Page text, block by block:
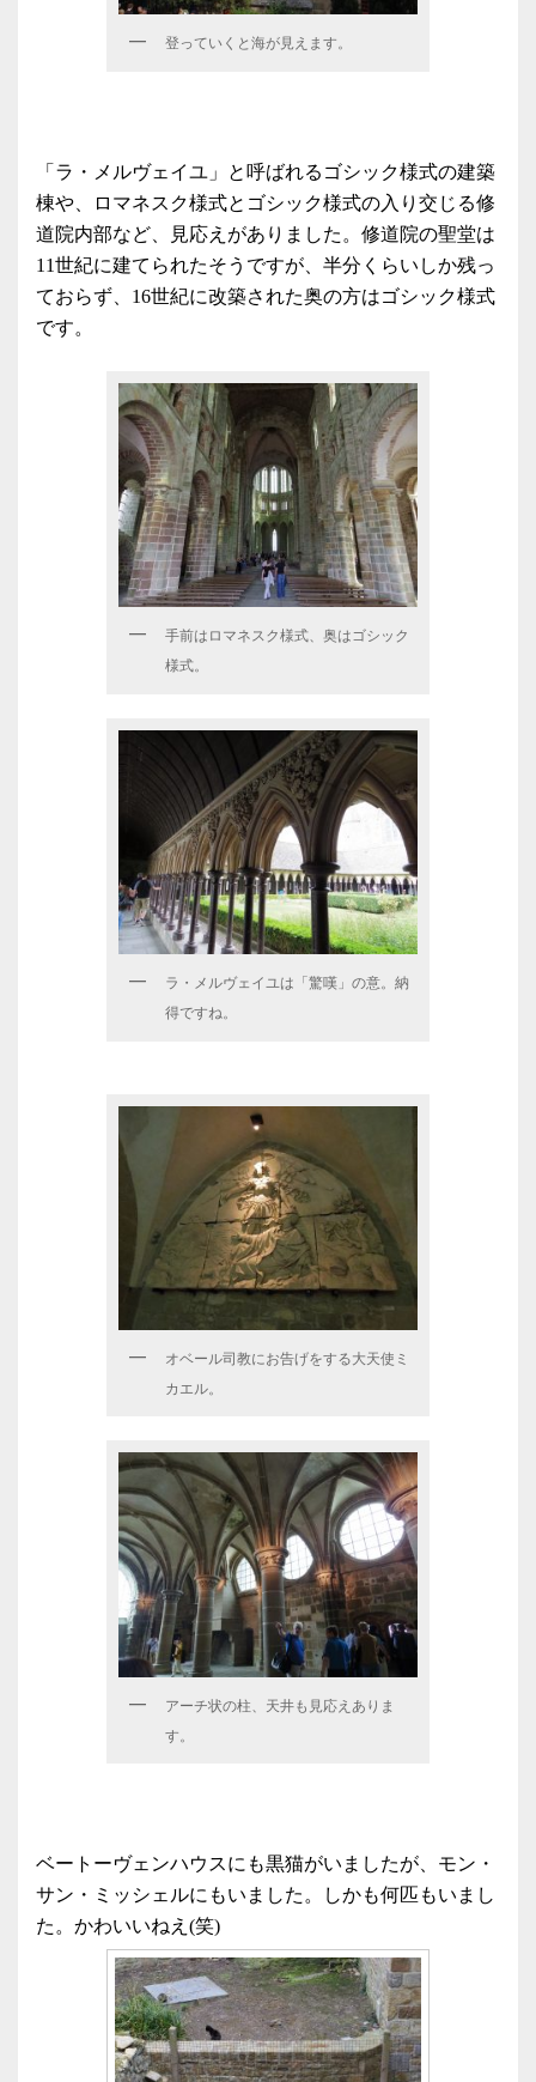
登っていくと海が見えます。
「ラ・メルヴェイユ」と呼ばれるゴシック様式の建築
棟や、ロマネスク様式とゴシック様式の入り交じる修
道院内部など、見応えがありました。修道院の聖堂は
11世紀に建てられたそうですが、半分くらいしか残っ
ておらず、16世紀に改築された奥の方はゴシック様式
です。
手前はロマネスク様式、奥はゴシック
様式。
ラ・メルヴェイユは「驚嘆」の意。納
得ですね。
オベール司教にお告げをする大天使ミ
カエル。
アーチ状の柱、天井も見応えありま
す。
ベートーヴェンハウスにも黒猫がいましたが、モン・
サン・ミッシェルにもいました。しかも何匹もいまし
た。かわいいねえ(笑)